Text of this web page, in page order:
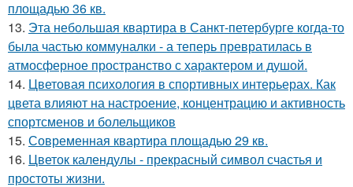
площадью 36 кв.
13. Эта небольшая квартира в Санкт-петербурге когда-то
была частью коммуналки - а теперь превратилась в
атмосферное пространство с характером и душой.
14. Цветовая психология в спортивных интерьерах. Как
цвета влияют на настроение, концентрацию и активность
спортсменов и болельщиков
15. Современная квартира площадью 29 кв.
16. Цветок календулы - прекрасный символ счастья и
простоты жизни.